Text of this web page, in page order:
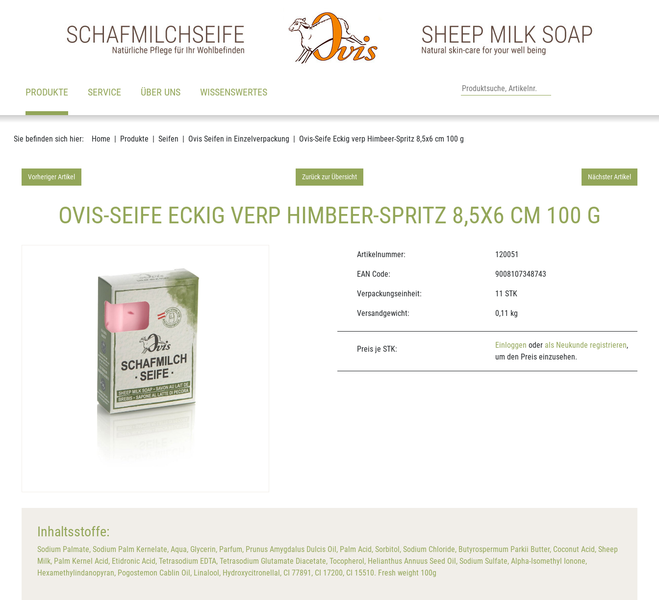
PRODUKTE (AKTIV)SERVICE ÜBER UNS WISSENSWERTES
Sie befinden sich hier: Home Produkte Seifen Ovis Seifen in Einzelverpackung Ovis-Seife Eckig verp Himbeer-Spritz 8,5x6 cm 100 g
Vorheriger Artikel Zurück zur Übersicht Nächster Artikel
OVIS-SEIFE ECKIG VERP HIMBEER-SPRITZ 8,5X6 CM 100 G
Artikelnummer: 120051
EAN Code: 9008107348743
Verpackungseinheit: 11 STK
Versandgewicht: 0,11 kg
Preis je STK: Einloggen oder als Neukunde registrieren,
um den Preis einzusehen.
Inhaltsstoffe:
Sodium Palmate, Sodium Palm Kernelate, Aqua, Glycerin, Parfum, Prunus Amygdalus Dulcis Oil, Palm Acid, Sorbitol, Sodium Chloride, Butyrospermum Parkii Butter, Coconut Acid, Sheep
Milk, Palm Kernel Acid, Etidronic Acid, Tetrasodium EDTA, Tetrasodium Glutamate Diacetate, Tocopherol, Helianthus Annuus Seed Oil, Sodium Sulfate, Alpha-Isomethyl Ionone,
Hexamethylindanopyran, Pogostemon Cablin Oil, Linalool, Hydroxycitronellal, CI 77891, CI 17200, CI 15510. Fresh weight 100g